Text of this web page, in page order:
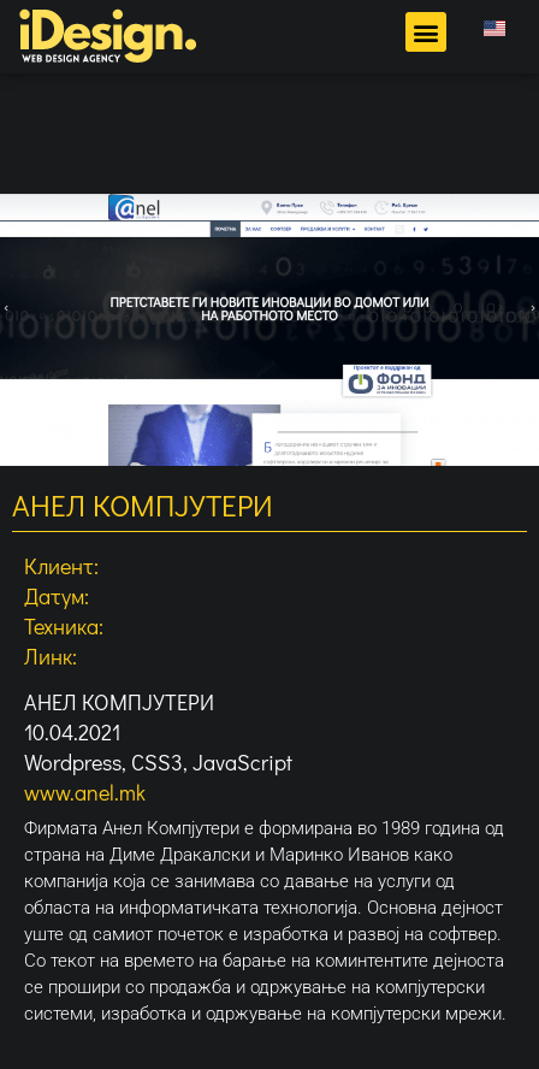
АНЕЛ КОМПЈУТЕРИ
Клиент:
Датум:
Техника:
Линк:
АНЕЛ КОМПЈУТЕРИ
10.04.2021
Wordpress, CSS3, JavaScript
www.anel.mk
Фирмата Анел Компјутери е формирана во 1989 година од
страна на Диме Дракалски и Маринко Иванов како
компанија која се занимава со давање на услуги од
областа на информатичката технологија. Основна дејност
уште од самиот почеток е изработка и развој на софтвер.
Со текот на времето на барање на коминтентите дејноста
се прошири со продажба и одржување на компјутерски
системи, изработка и одржување на компјутерски мрежи.